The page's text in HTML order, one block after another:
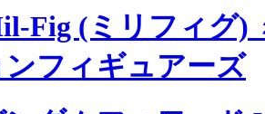
Fig (ミリフィグ)
ンフィギュアーズ